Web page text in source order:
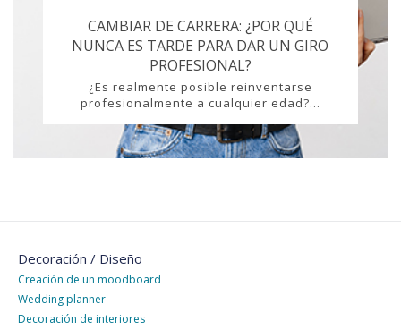
CAMBIAR DE CARRERA: ¿POR QUÉ
NUNCA ES TARDE PARA DAR UN GIRO
PROFESIONAL?
¿Es realmente posible reinventarse
profesionalmente a cualquier edad?...
Decoración / Diseño
Creación de un moodboard
Wedding planner
Decoración de interiores